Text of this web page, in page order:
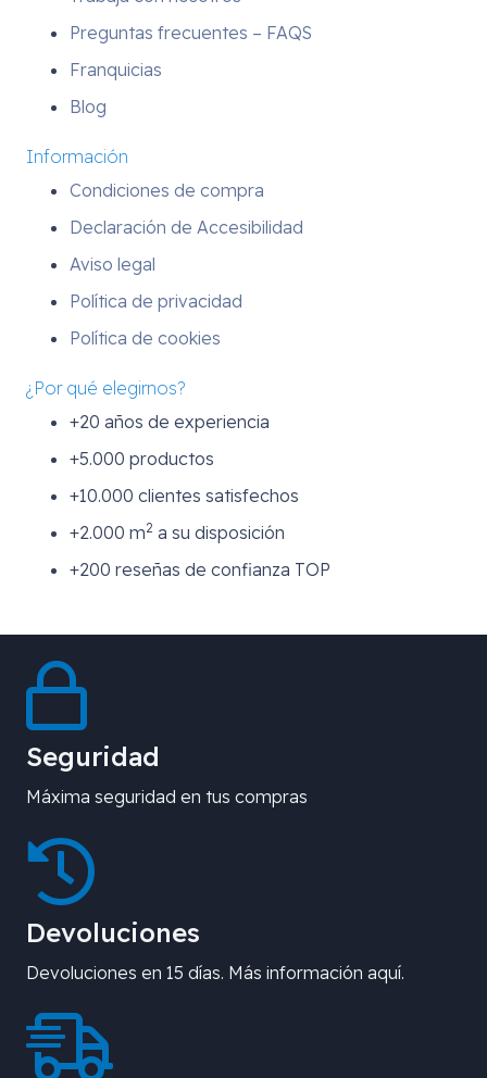
Preguntas frecuentes – FAQS
Franquicias
Blog
Información
Condiciones de compra
Declaración de Accesibilidad
Aviso legal
Política de privacidad
Política de cookies
¿Por qué elegirnos?
+20 años de experiencia
+5.000 productos
+10.000 clientes satisfechos
+2.000 m2 a su disposición
+200 reseñas de confianza TOP
Seguridad
Máxima seguridad en tus compras
Devoluciones
Devoluciones en 15 días. Más información aquí.